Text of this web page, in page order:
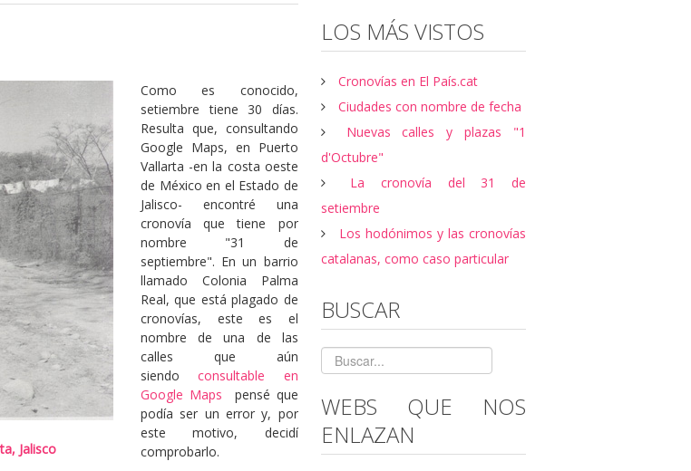
Jalisco
Como es conocido,
setiembre tiene 30 días.
Resulta que, consultando
Google Maps, en Puerto
Vallarta -en la costa oeste
de México en el Estado de
Jalisco- encontré una
cronovía que tiene por
nombre "31 de
septiembre". En un barrio
llamado Colonia Palma
Real, que está plagado de
cronovías, este es el
nombre de una de las
calles que aún
siendoconsultable en
Google Maps pensé que
podía ser un error y, por
este motivo, decidí
comprobarlo.
LOS MÁS VISTOS
Cronovías en El País.cat
Ciudades con nombre de fecha
Nuevas calles y plazas "1
d'Octubre"
La cronovía del 31 de
setiembre
Los hodónimos y las cronovías
catalanas, como caso particular
BUSCAR
WEBS QUE NOS
ENLAZAN